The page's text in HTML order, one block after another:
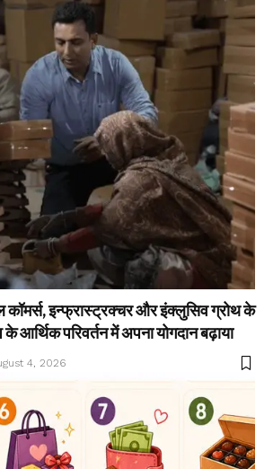
कॉमर्स, इन्फ्रास्ट्रक्चर और इंक्लुसिव ग्रोथ के
आर्थिक परिवर्तन में अपना योगदान बढ़ाया
4, 2026